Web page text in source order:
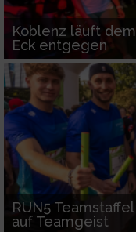
Koblenz läuft
Eck entgegen
RUN5
auf Teamgeist